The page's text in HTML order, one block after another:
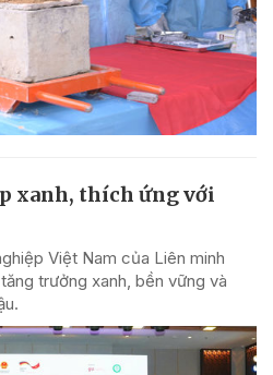
xanh, thích ứng với
Việt Nam của Liên minh
trưởng xanh, bền vững và